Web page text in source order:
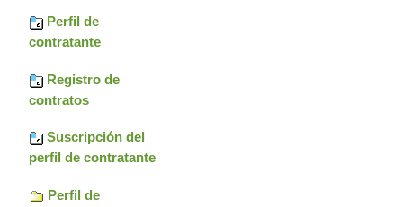
Perfil de
contratante
Registro de
contratos
Suscripción del
perfil de contratante
Perfil de